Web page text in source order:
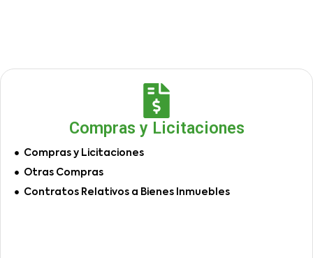
Compras y Licitaciones
Compras y Licitaciones
Otras Compras
Contratos Relativos a Bienes Inmuebles